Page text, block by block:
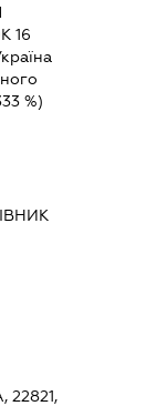
16
%)
22821,